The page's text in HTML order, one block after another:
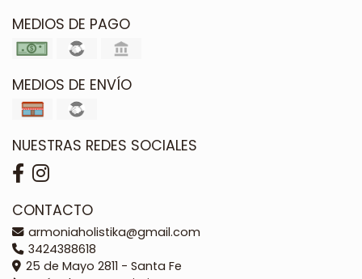
MEDIOS DE PAGO
MEDIOS DE ENVÍO
NUESTRAS REDES SOCIALES
CONTACTO
armoniaholistika@gmail.com
3424388618
25 de Mayo 2811 - Santa Fe